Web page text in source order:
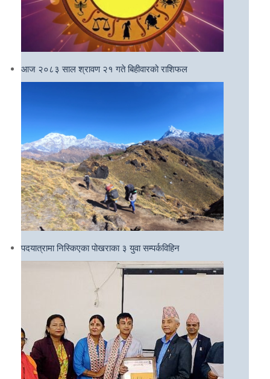
आज २०८३ साल श्रावण २१ गते बिहीवारको राशिफल
पदयात्रामा निस्किएका पोखराका ३ युवा सम्पर्कविहिन